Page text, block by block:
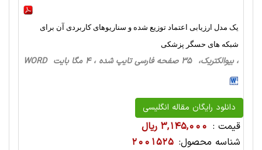
یک مدل ارزیابی اعتماد توزیع شده و سناریوهای کاربردی آن برای
شبکه های حسگر پزشکی
، بیوالکتریک، 35 صفحه فارسی تایپ شده ، 4 مگا بایت WORD
دانلود رایگان مقاله انگلیسی
قیمت : 3,145,000 ریال
شناسه محصول: 2001525